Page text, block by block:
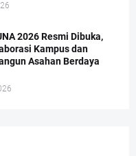
2026 Resmi Dibuka,
Kampus dan
Asahan Berdaya